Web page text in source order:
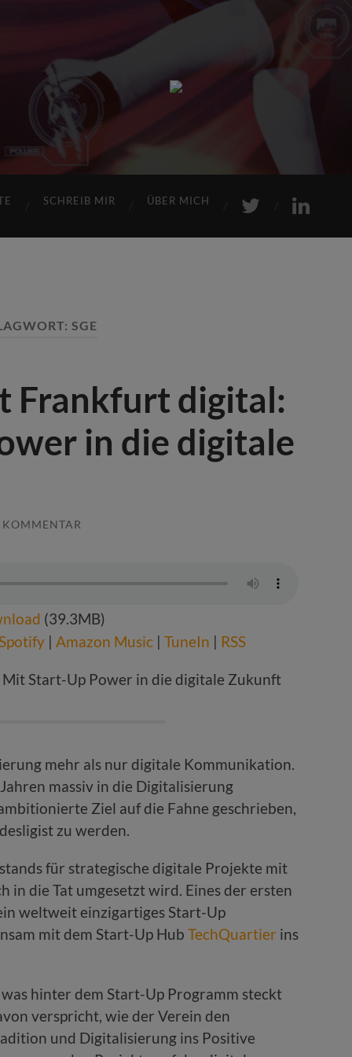
SCHREIB MIR ÜBER MICH
SGE
Frankfurt digital:
in die digitale
KOMMENTAR
(39.3MB)
| Amazon Music | TuneIn | RSS
mehr als nur digitale Kommunikation.
massiv in die Digitalisierung
Ziel auf die Fahne geschrieben,
zu werden.
für strategische digitale Projekte mit
in die Tat umgesetzt wird. Eines der ersten
weltweit einzigartiges Start-Up
mit dem Start-Up Hub TechQuartier ins
hinter dem Start-Up Programm steckt
verspricht, wie der Verein den
und Digitalisierung ins Positive